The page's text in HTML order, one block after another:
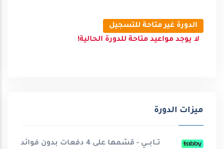
الدورة غير متاحة للتسجيل
لا يوجد مواعيد متاحة للدورة الحالية!
ميزات الدورة
تــابـــي - قسّمها على 4 دفعات بدون فوائد